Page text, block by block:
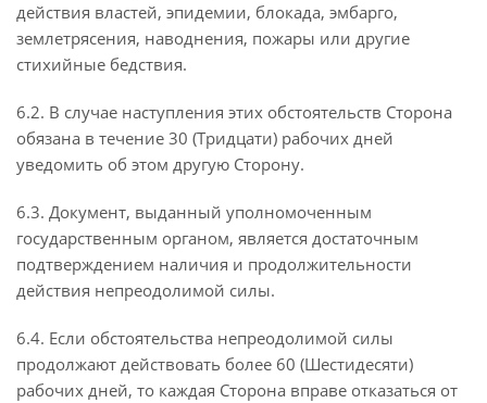
действия властей, эпидемии, блокада, эмбарго,
землетрясения, наводнения, пожары или другие
стихийные бедствия.
6.2. В случае наступления этих обстоятельств Сторона
обязана в течение 30 (Тридцати) рабочих дней
уведомить об этом другую Сторону.
6.3. Документ, выданный уполномоченным
государственным органом, является достаточным
подтверждением наличия и продолжительности
действия непреодолимой силы.
6.4. Если обстоятельства непреодолимой силы
продолжают действовать более 60 (Шестидесяти)
рабочих дней, то каждая Сторона вправе отказаться от